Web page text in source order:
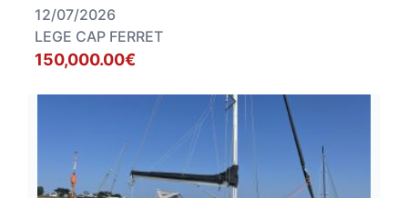
12/07/2026
LEGE CAP FERRET
150,000.00€